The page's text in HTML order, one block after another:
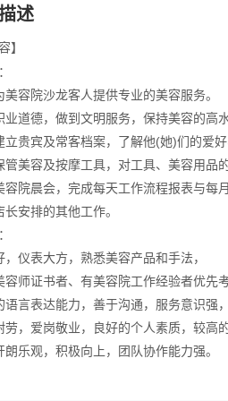
述
】
美容院沙龙客人提供专业的美容服务。
业道德，做到文明服务，保持美容的
立贵宾及常客档案，了解他(她)们的爱
管美容及按摩工具，对工具、美容用品
容院晨会，完成每天工作流程报表与每
安排的其他工作。
，仪表大方，熟悉美容产品和手法，
容师证书者、有美容院工作经验者优先
语言表达能力，善于沟通，服务意识强
劳，爱岗敬业，良好的个人素质，较高
朗乐观，积极向上，团队协作能力强。